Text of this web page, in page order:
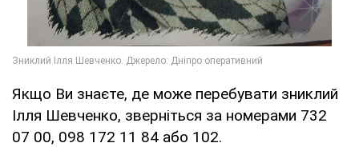
Якщо Ви знаєте, де може перебувати зниклий
Ілля Шевченко, зверніться за номерами 732
07 00, 098 172 11 84 або 102.